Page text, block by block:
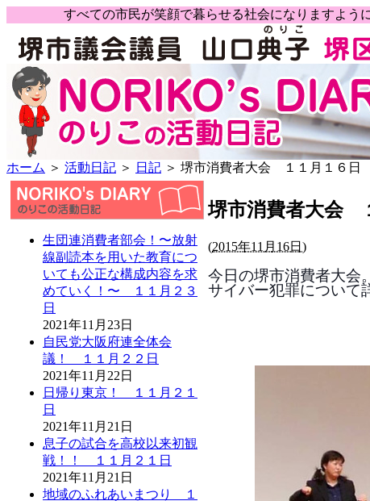
すべての市民が笑顔で暮らせる社会になりますよ
ホーム ＞ 活動日記 ＞ 日記 ＞ 堺市消費者大会 １１月１６日
生団連消費者部会！〜放射
線副読本を用いた教育につ
いても公正な構成内容を求
めていく！〜 １１月２３
日
2021年11月23日
自民党大阪府連全体会
議！ １１月２２日
2021年11月22日
日帰り東京！ １１月２１
日
2021年11月21日
息子の試合を高校以来初観
戦！！ １１月２１日
2021年11月21日
地域のふれあいまつり １
堺市消費者大会
(2015年11月16日)
今日の堺市消費者大会。
サイバー犯罪について